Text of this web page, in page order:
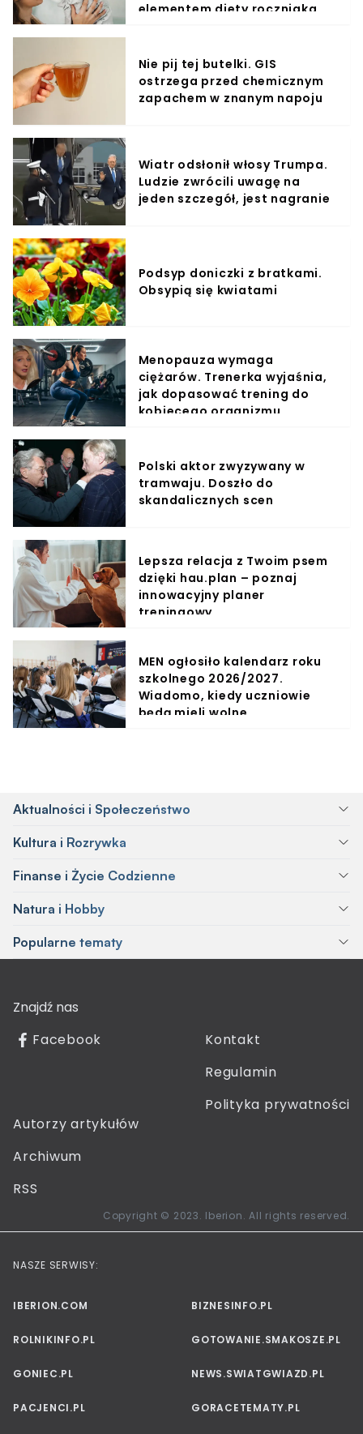
elementem diety roczniaka
Nie pij tej butelki. GIS
ostrzega przed chemicznym
zapachem w znanym napoju
Wiatr odsłonił włosy Trumpa.
Ludzie zwrócili uwagę na
jeden szczegół, jest nagranie
Podsyp doniczki z bratkami.
Obsypią się kwiatami
Menopauza wymaga
ciężarów. Trenerka wyjaśnia,
jak dopasować trening do
kobiecego organizmu
Polski aktor zwyzywany w
tramwaju. Doszło do
skandalicznych scen
Lepsza relacja z Twoim psem
dzięki hau.plan – poznaj
innowacyjny planer
treningowy
MEN ogłosiło kalendarz roku
szkolnego 2026/2027.
Wiadomo, kiedy uczniowie
będą mieli wolne
Aktualności i Społeczeństwo
Kultura i Rozrywka
Finanse i Życie Codzienne
Natura i Hobby
Popularne tematy
Znajdź nas
Facebook
Kontakt
Regulamin
Polityka prywatności
Autorzy artykułów
Archiwum
RSS
Copyright © 2023. Iberion. All rights reserved.
NASZE SERWISY:
IBERION.COM BIZNESINFO.PL
ROLNIKINFO.PL GOTOWANIE.SMAKOSZE.PL
GONIEC.PL NEWS.SWIATGWIAZD.PL
PACJENCI.PL GORACETEMATY.PL